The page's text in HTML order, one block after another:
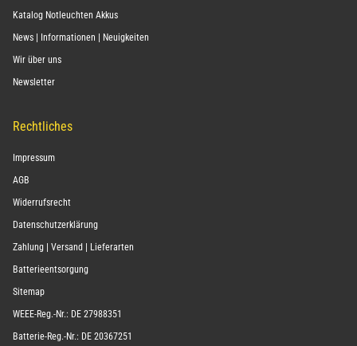
Katalog Notleuchten Akkus
News | Informationen | Neuigkeiten
Wir über uns
Newsletter
Rechtliches
Impressum
AGB
Widerrufsrecht
Datenschutzerklärung
Zahlung | Versand | Lieferarten
Batterieentsorgung
Sitemap
WEEE-Reg.-Nr.: DE 27988351
Batterie-Reg.-Nr.: DE 20367251